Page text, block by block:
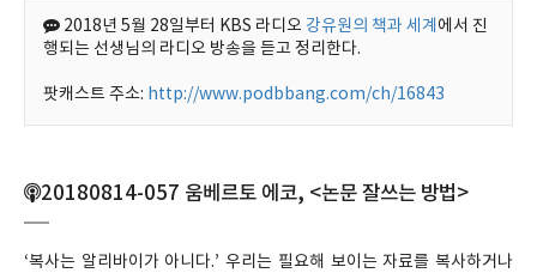
2018년 5월 28일부터 KBS 라디오강유원의 책과 세계 에서 진
행되는 선생님의 라디오 방송을 듣고 정리한다.
팟캐스트 주소: http://www.podbbang.com/ch/16843
20180814-057 움베르토 에코, <논문 잘쓰는 방법>
‘복사는 알리바이가 아니다.’ 우리는 필요해 보이는 자료를 복사하거나